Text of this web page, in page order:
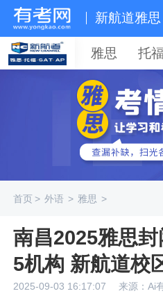
新航道雅思
雅思 托福
首页> 外语 > 雅思 >
南昌2025雅思
5机构 新航道校
2025-09-03 16:17:07 来源：Ai